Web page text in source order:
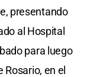
presentando
al Hospital
para luego
Rosario, en el